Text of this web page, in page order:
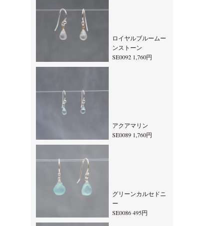
ロイヤルブルームー
ンストーン
SE0092 1,760円
アクアマリン
SE0089 1,760円
グリーンカルセドニ
ー
SE0086 495円